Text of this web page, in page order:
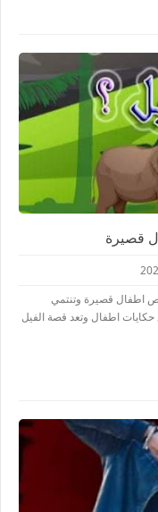
قصيرة
اطفال قصيرة وتنتمي
اطفال وتعد قصة الفيل